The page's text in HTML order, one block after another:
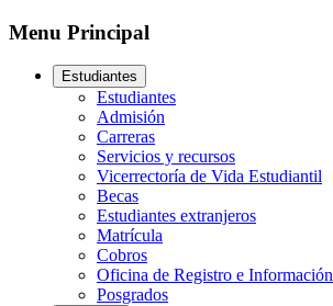
Menu Principal
Estudiantes
Estudiantes
Admisión
Carreras
Servicios y recursos
Vicerrectoría de Vida Estudiantil
Becas
Estudiantes extranjeros
Matrícula
Cobros
Oficina de Registro e Información
Posgrados